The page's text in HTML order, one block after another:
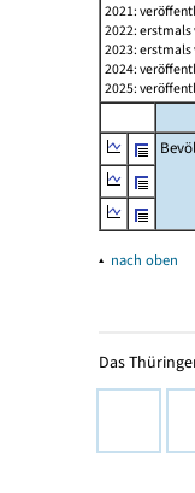
2021:
2022:
2023:
2024:
2025:
▴ nach oben
Das